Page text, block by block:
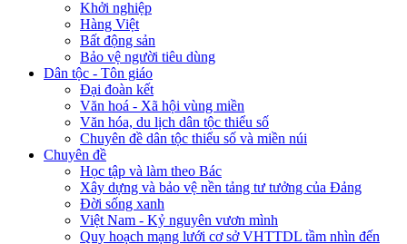
Khởi nghiệp
Hàng Việt
Bất động sản
Bảo vệ người tiêu dùng
Dân tộc - Tôn giáo
Đại đoàn kết
Văn hoá - Xã hội vùng miền
Văn hóa, du lịch dân tộc thiểu số
Chuyên đề dân tộc thiểu số và miền núi
Chuyên đề
Học tập và làm theo Bác
Xây dựng và bảo vệ nền tảng tư tưởng của Đảng
Đời sống xanh
Việt Nam - Kỷ nguyên vươn mình
Quy hoạch mạng lưới cơ sở VHTTDL tầm nhìn đến